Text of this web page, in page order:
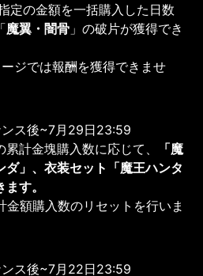
定の金額を一括購入した日数
魔翼・闇骨 」の破片が獲得でき
ジでは報酬を獲得できませ
ス後~7月29日23:59
計金塊購入数に応じて、
「魔
」、衣装セット「魔王ハンタ
す。
額購入数のリセットを行いま
ス後~7月22日23:59